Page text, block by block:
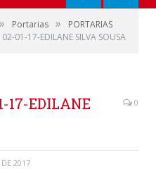
» Portarias »
PORTARIAS
01-17-EDILANE SILVA SOUSA
17-EDILANE
0
2017